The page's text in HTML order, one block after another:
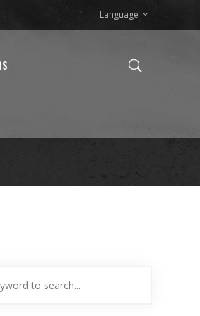
Language